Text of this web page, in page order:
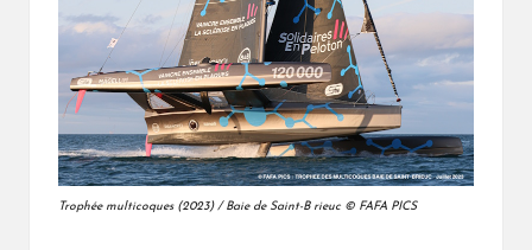
Trophée multicoques (2023) / Baie de Saint-B rieuc © FAFA PICS